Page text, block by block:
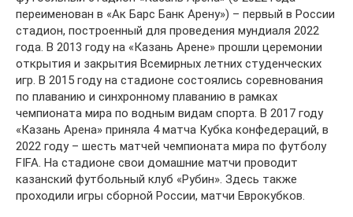
переименован в «Ак Барс Банк Арену») – первый в России
стадион, построенный для проведения мундиаля 2022
года. В 2013 году на «Казань Арене» прошли церемонии
открытия и закрытия Всемирных летних студенческих
игр. В 2015 году на стадионе состоялись соревнования
по плаванию и синхронному плаванию в рамках
чемпионата мира по водным видам спорта. В 2017 году
«Казань Арена» приняла 4 матча Кубка конфедераций, в
2022 году – шесть матчей чемпионата мира по футболу
FIFA. На стадионе свои домашние матчи проводит
казанский футбольный клуб «Рубин». Здесь также
проходили игры сборной России, матчи Еврокубков.